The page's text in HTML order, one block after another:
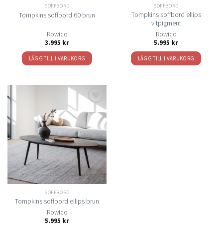
SOFFBORD
Tompkins soffbord 60 brun
Rowico
3.995 kr
LÄGG TILL I VARUKORG
SOFFBORD
Tompkins soffbord ellips
vitpigment
Rowico
5.995 kr
LÄGG TILL I VARUKORG
Lägg
till i
önskelistan
SOFFBORD
Tompkins soffbord ellips brun
Rowico
5.995 kr